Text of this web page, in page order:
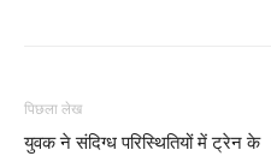
पिछला लेख
युवक ने संदिग्ध परिस्थितियों में ट्रेन के